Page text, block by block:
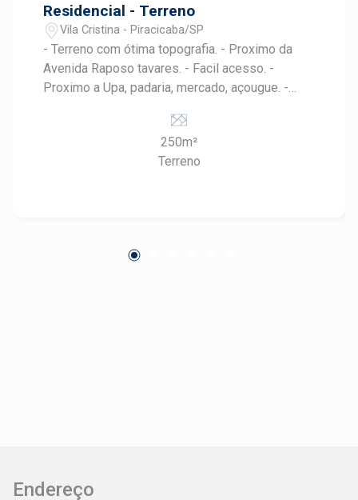
Residencial - Terreno
Vila Cristina - Piracicaba/SP
- Terreno com ótima topografia. - Proximo da
Avenida Raposo tavares. - Facil acesso. -
Proximo a Upa, padaria, mercado, açougue. -
um Especialista Frias Neto.
250m²
Terreno
Endereço